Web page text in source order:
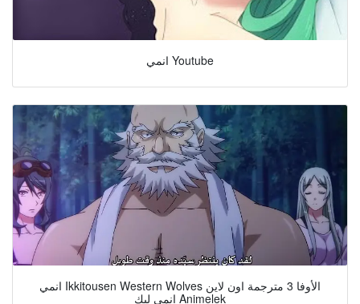
انمي Youtube
انمي Ikkitousen Western Wolves الأوفا 3 مترجمة اون لاين
انمي ليك Animelek